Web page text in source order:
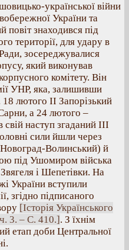
української війни
України та
повіт знаходився під
території, для удару в
зосереджувалися
який виконував
комітету. Він
УНР, яка, залишивши
лютого II Запорізький
а 24 лютого –
наступ згаданий III
сили йшли через
Волинський) й
під Ушомиром війська
і Шепетівки. На
України вступили
згідно підписаного
[Історія Українського
3. – С. 410.]. З їхнім
етап доби Центральної